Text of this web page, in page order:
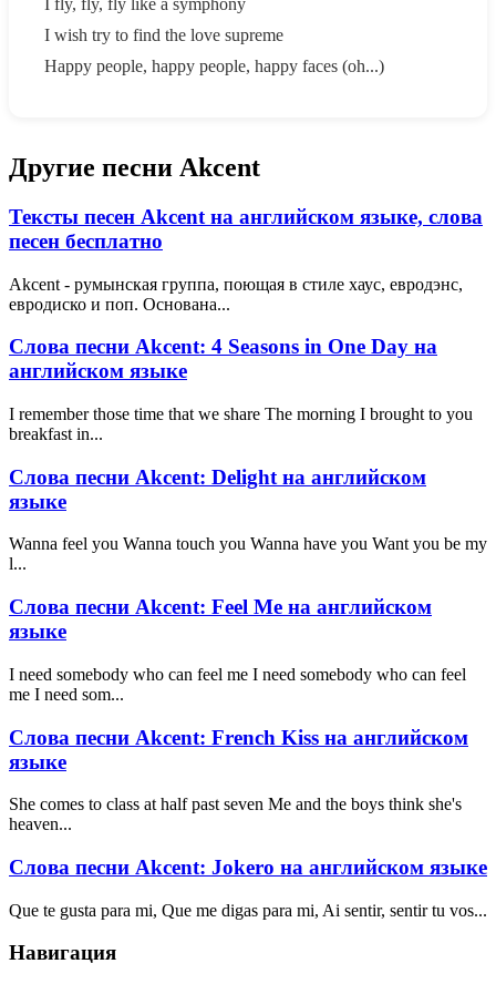
I fly, fly, fly like a symphony
I wish try to find the love supreme
Happy people, happy people, happy faces (oh...)
Другие песни Akcent
Тексты песен Akcent на английском языке, слова
песен бесплатно
Akcent - румынская группа, поющая в стиле хаус, евродэнс,
евродиско и поп. Основана...
Слова песни Akcent: 4 Seasons in One Day на
английском языке
I remember those time that we share The morning I brought to you
breakfast in...
Слова песни Akcent: Delight на английском
языке
Wanna feel you Wanna touch you Wanna have you Want you be my
l...
Слова песни Akcent: Feel Me на английском
языке
I need somebody who can feel me I need somebody who can feel
me I need som...
Слова песни Akcent: French Kiss на английском
языке
She comes to class at half past seven Me and the boys think she's
heaven...
Слова песни Akcent: Jokero на английском языке
Que te gusta para mi, Que me digas para mi, Ai sentir, sentir tu vos...
Навигация